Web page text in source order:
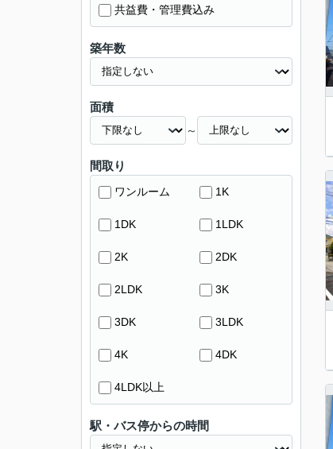
共益費・管理費込み
築年数
面積
～
間取り
ワンルーム 1K
1DK 1LDK
2K 2DK
2LDK 3K
3DK 3LDK
4K 4DK
4LDK以上
駅・バス停からの時間